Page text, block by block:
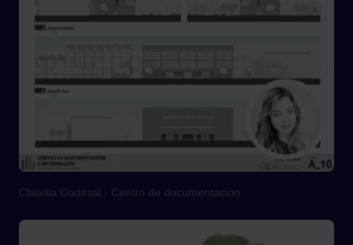
Claudia Codesal - Centro de documentación